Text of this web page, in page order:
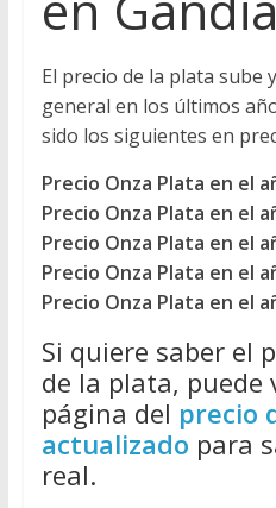
El precio de la plata sube
general en los últimos
sido los siguientes en
Precio Onza Plata en el
Precio Onza Plata en el
Precio Onza Plata en el
Precio Onza Plata en el
Precio Onza Plata en el
Si quiere saber el
de la plata,
página del precio
actualizado para
real.